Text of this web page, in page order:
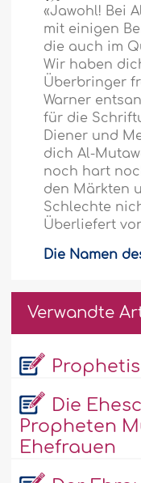
«Jawohl! Bei
mit einigen
die auch im
Wir haben
Überbringer
Warner
für die
Diener und
dich Al-
noch hart
den Märkten
Schlechte
Überliefert
Die Namen
Verwandte
Die
Propheten
Ehefrauen